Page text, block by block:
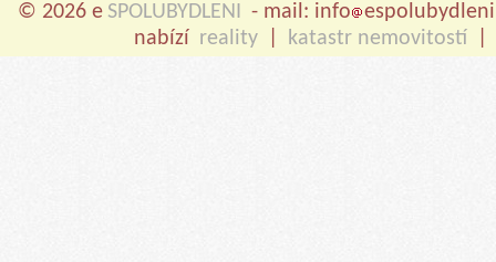
© 2026 e SPOLUBYDLENI - mail: info
nabízí reality katastr nemovitostí